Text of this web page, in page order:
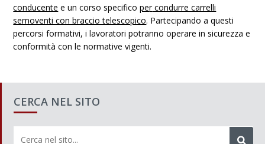
conducente e un corso specificopercondurre carrelli
semoventi con braccio telescopico. Partecipando a questi
percorsi formativi, i lavoratori potranno operare in sicurezza e
conformità con le normative vigenti.
CERCA NEL SITO